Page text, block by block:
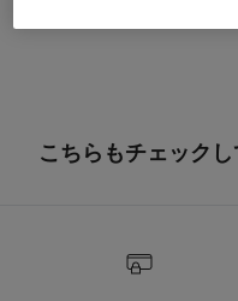
こちらもチェックし